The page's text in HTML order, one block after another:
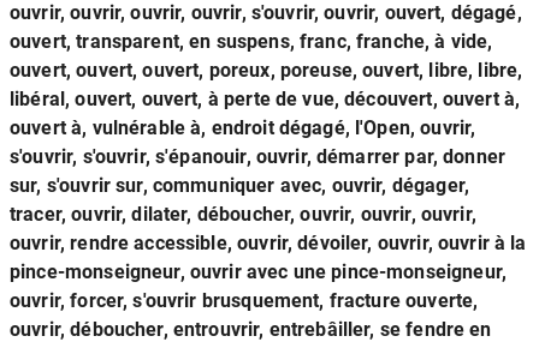
ouvrir, ouvrir, ouvrir, ouvrir, s'ouvrir, ouvrir, ouvert, dégagé,
ouvert, transparent, en suspens, franc, franche, à vide,
ouvert, ouvert, ouvert, poreux, poreuse, ouvert, libre, libre,
libéral, ouvert, ouvert, à perte de vue, découvert, ouvert à,
ouvert à, vulnérable à, endroit dégagé, l'Open, ouvrir,
s'ouvrir, s'ouvrir, s'épanouir, ouvrir, démarrer par, donner
sur, s'ouvrir sur, communiquer avec, ouvrir, dégager,
tracer, ouvrir, dilater, déboucher, ouvrir, ouvrir, ouvrir,
ouvrir, rendre accessible, ouvrir, dévoiler, ouvrir, ouvrir à la
pince-monseigneur, ouvrir avec une pince-monseigneur,
ouvrir, forcer, s'ouvrir brusquement, fracture ouverte,
ouvrir, déboucher, entrouvrir, entrebâiller, se fendre en